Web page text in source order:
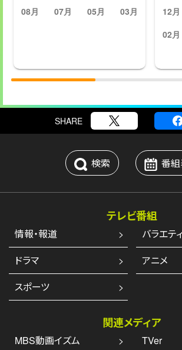
08月 07月 05月 03月 12月
02月
SHARE
検索 番
テレビ番組
情報・報道
バラエテ
ドラマ
アニメ
スポーツ
関連メディア
MBS動画イズム TVer